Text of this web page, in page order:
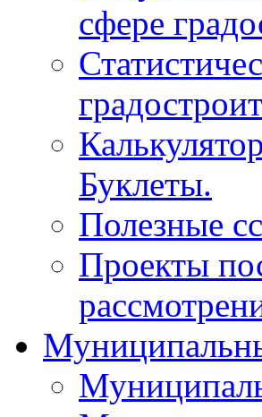
сфере
Буклеты.
Полезные
Проекты